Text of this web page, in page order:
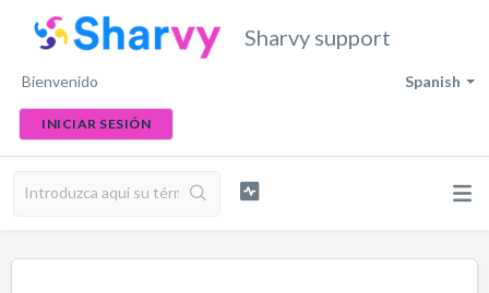
Sharvy support
Spanish
Bienvenido
INICIAR SESIÓN